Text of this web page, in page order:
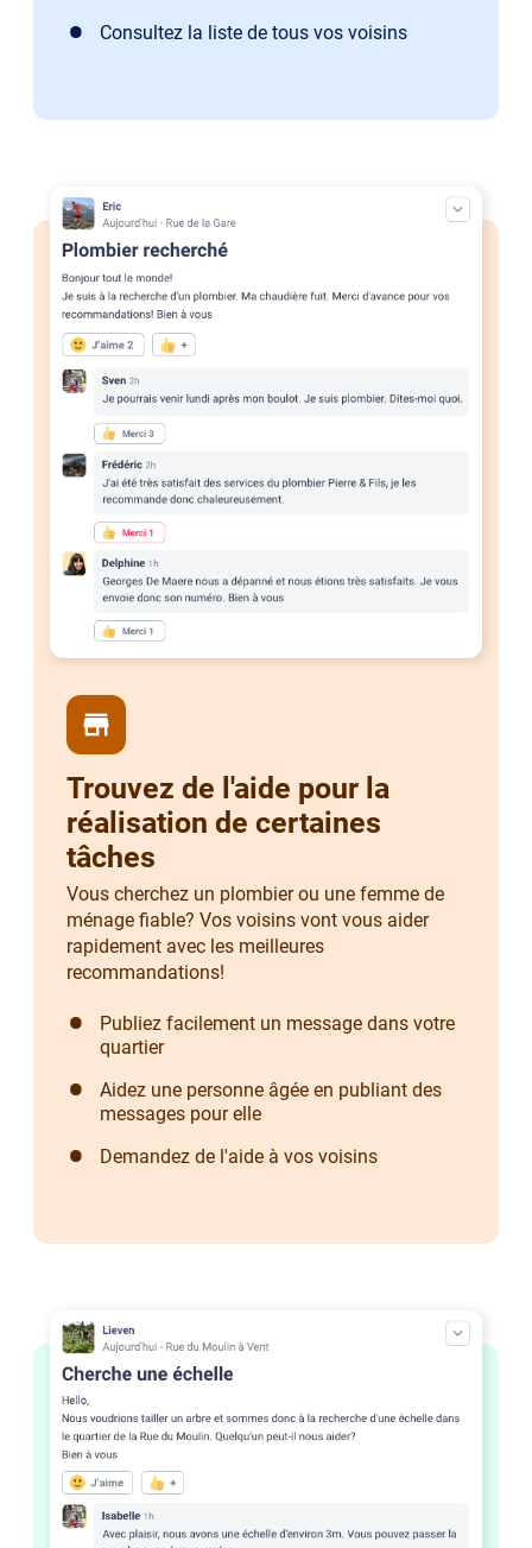
Consultez la liste de tous vos voisins
store
Trouvez de l'aide pour la
réalisation de certaines
tâches
Vous cherchez un plombier ou une femme de
ménage fiable? Vos voisins vont vous aider
rapidement avec les meilleures
recommandations!
Publiez facilement un message dans votre
quartier
Aidez une personne âgée en publiant des
messages pour elle
Demandez de l'aide à vos voisins